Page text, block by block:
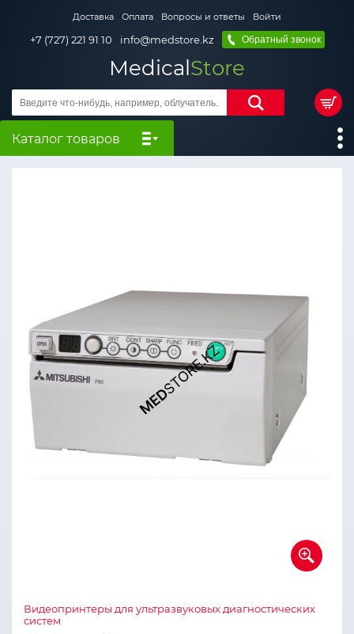
Доставка Оплата Вопросы и ответы Войти
+7 (727) 221 91 10 info@medstore.kz Обратный звонок
MedicalStore
Каталог товаров
Видеопринтеры для ультразвуковых диагностических
систем